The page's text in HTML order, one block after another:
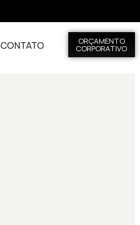
CONTATO ORÇAMENTO
CORPORATIVO